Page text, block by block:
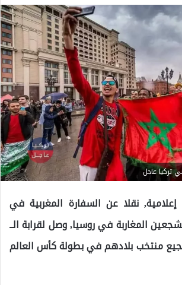
تركيا عاجل
نقلا عن السفارة المغربية في
المغاربة في روسيا, وصل لقرابة الــ
منتخب بلادهم في بطولة كأس العالم